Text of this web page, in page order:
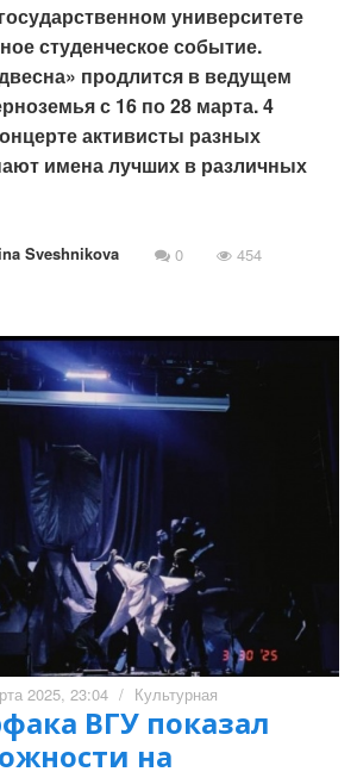
университете
студенческое событие.
продлится в ведущем
с 16 по 28 марта. 4
активисты разных
имена лучших в различных
Sveshnikova 0 454
2025, 23:04 / Культурная
ВГУ показал
на